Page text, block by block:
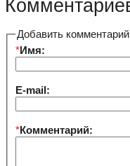
Добавить комментарий
*Имя:
E-mail:
*Комментарий: